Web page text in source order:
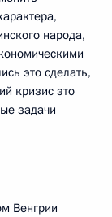
народа,
это сделать,
кризис это
задачи
Венгрии